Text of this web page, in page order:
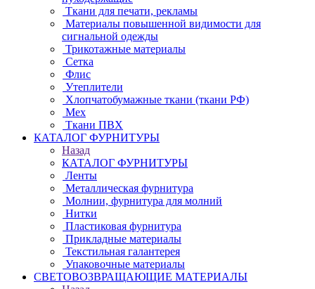
Ткани для печати, рекламы
Материалы повышенной видимости для
сигнальной одежды
Трикотажные материалы
Сетка
Флис
Утеплители
Хлопчатобумажные ткани (ткани РФ)
Мех
Ткани ПВХ
КАТАЛОГ ФУРНИТУРЫ
Назад
КАТАЛОГ ФУРНИТУРЫ
Ленты
Металлическая фурнитура
Молнии, фурнитура для молний
Нитки
Пластиковая фурнитура
Прикладные материалы
Текстильная галантерея
Упаковочные материалы
СВЕТОВОЗВРАЩАЮЩИЕ МАТЕРИАЛЫ